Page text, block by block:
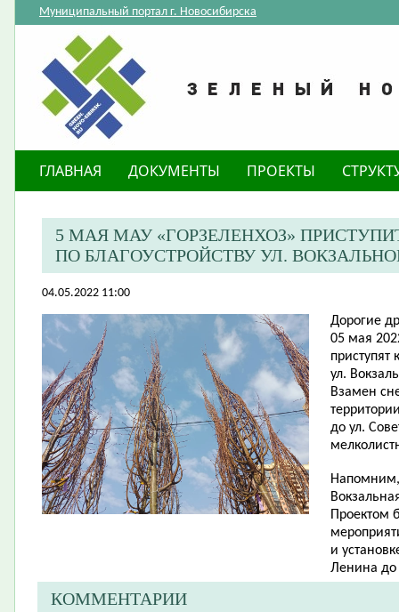
Муниципальный портал г. Новосибирска
ГЛАВНАЯ ДОКУМЕНТЫ ПРОЕКТЫ
5 МАЯ МАУ «ГОРЗЕЛЕНХОЗ»
ПО БЛАГОУСТРОЙСТВУ УЛ.
04.05.2022 11:00
Дорогие
05 мая
приступят
ул.
Взамен
до ул.
Напомним,
Проектом
и
Ленина до
КОММЕНТАРИИ